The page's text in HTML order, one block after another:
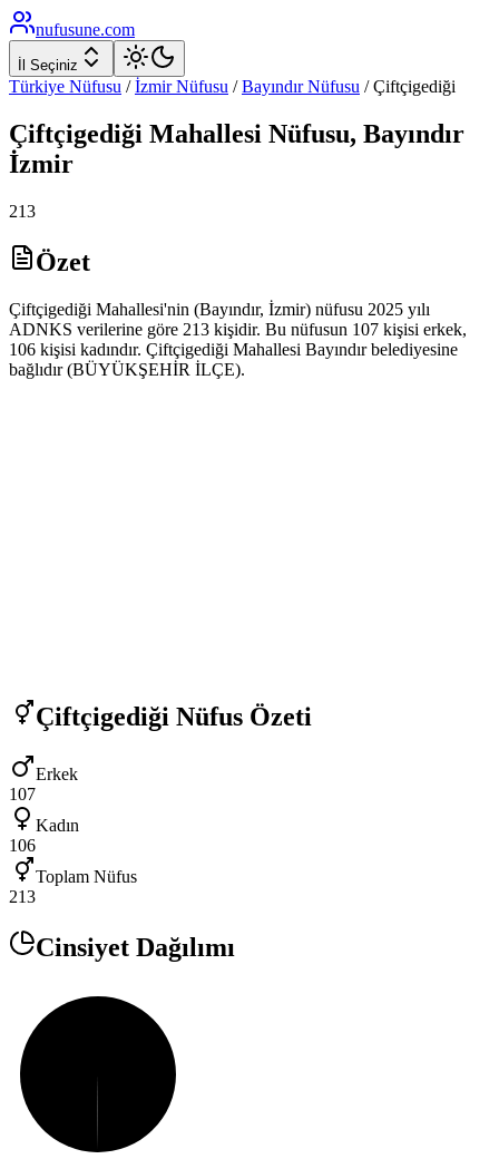
nufusune.com
İl Seçiniz
Türkiye Nüfusu / İzmirNüfusu / BayındırNüfusu /Çiftçigediği
Çiftçigediği Mahallesi Nüfusu, Bayındır
İzmir
213
Özet
Çiftçigediği Mahallesi'nin (Bayındır, İzmir) nüfusu 2025 yılı
ADNKS verilerine göre 213 kişidir. Bu nüfusun 107 kişisi erkek,
106 kişisi kadındır. Çiftçigediği Mahallesi Bayındır belediyesine
bağlıdır (BÜYÜKŞEHİR İLÇE).
Çiftçigediği Nüfus Özeti
Erkek
107
Kadın
106
Toplam Nüfus
213
Cinsiyet Dağılımı